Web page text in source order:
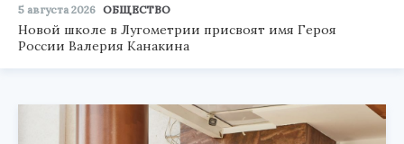
5 августа 2026 ОБЩЕСТВО
Новой школе в Лугометрии присвоят имя Героя
России Валерия Канакина